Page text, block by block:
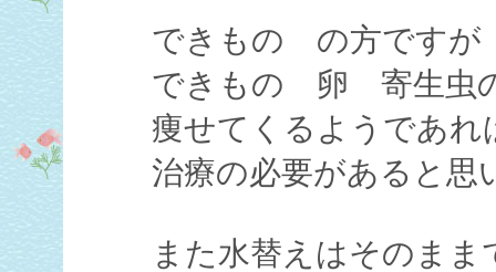
できもの の方ですが
できもの 卵 寄生虫
痩せてくるようであれ
治療の必要があると思
また水替えはそのま